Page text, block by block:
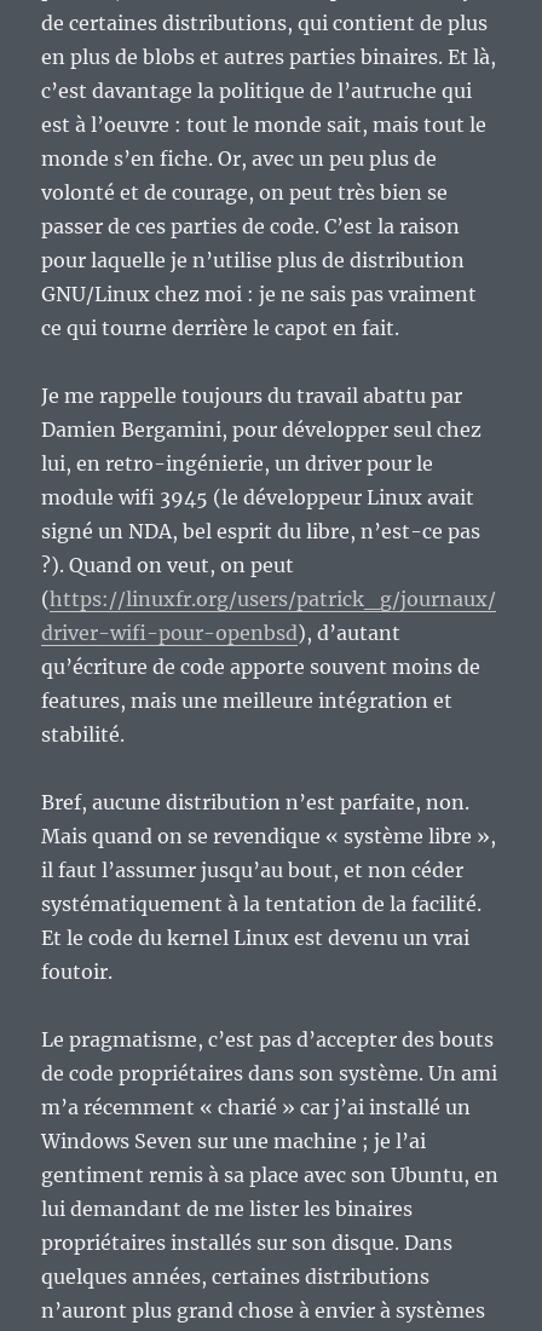
de certaines distributions, qui contient de plus
en plus de blobs et autres parties binaires. Et là,
c’est davantage la politique de l’autruche qui
est à l’oeuvre : tout le monde sait, mais tout le
monde s’en fiche. Or, avec un peu plus de
volonté et de courage, on peut très bien se
passer de ces parties de code. C’est la raison
pour laquelle je n’utilise plus de distribution
GNU/Linux chez moi : je ne sais pas vraiment
ce qui tourne derrière le capot en fait.
Je me rappelle toujours du travail abattu par
Damien Bergamini, pour développer seul chez
lui, en retro-ingénierie, un driver pour le
module wifi 3945 (le développeur Linux avait
signé un NDA, bel esprit du libre, n’est-ce pas
?). Quand on veut, on peut
(https://linuxfr.org/users/patrick_g/journaux/
driver-wifi-pour-openbsd), d’autant
qu’écriture de code apporte souvent moins de
features, mais une meilleure intégration et
stabilité.
Bref, aucune distribution n’est parfaite, non.
Mais quand on se revendique « système libre »,
il faut l’assumer jusqu’au bout, et non céder
systématiquement à la tentation de la facilité.
Et le code du kernel Linux est devenu un vrai
foutoir.
Le pragmatisme, c’est pas d’accepter des bouts
de code propriétaires dans son système. Un ami
m’a récemment « charié » car j’ai installé un
Windows Seven sur une machine ; je l’ai
gentiment remis à sa place avec son Ubuntu, en
lui demandant de me lister les binaires
propriétaires installés sur son disque. Dans
quelques années, certaines distributions
n’auront plus grand chose à envier à systèmes